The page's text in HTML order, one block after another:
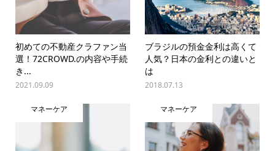
初めての不動産クラファン当
選！72CROWD.の内容や手続
き...
2021.09.09
ブラジルの預金金利は高くて
人気？日本の金利との違いと
は
2018.07.13
マネーケア マネーケア